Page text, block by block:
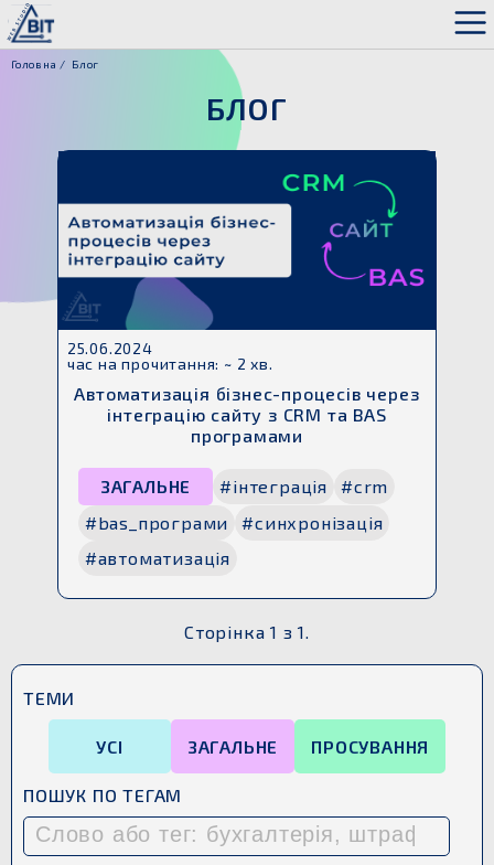
Головна Блог
БЛОГ
25.06.2024
час на прочитання: ~ 2 хв.
Автоматизація бізнес-процесів через
інтеграцію сайту з CRM та BAS
програмами
ЗАГАЛЬНЕ #інтеграція
#crm
#bas_програми
#синхронізація
#автоматизація
Сторінка 1 з 1.
ТЕМИ
УСІ ЗАГАЛЬНЕ ПРОСУВАННЯ
ПОШУК ПО ТЕГАМ